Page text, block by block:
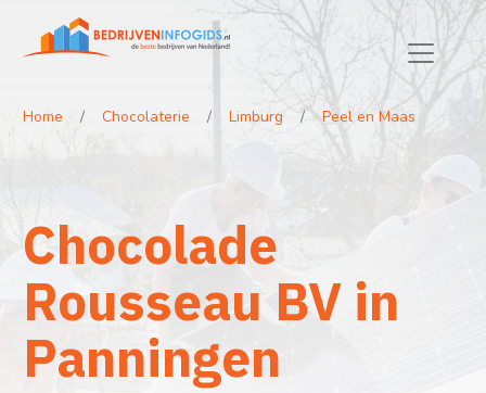
Home Chocolaterie Limburg Peel en Maas
Chocolade
Rousseau BV in
Panningen